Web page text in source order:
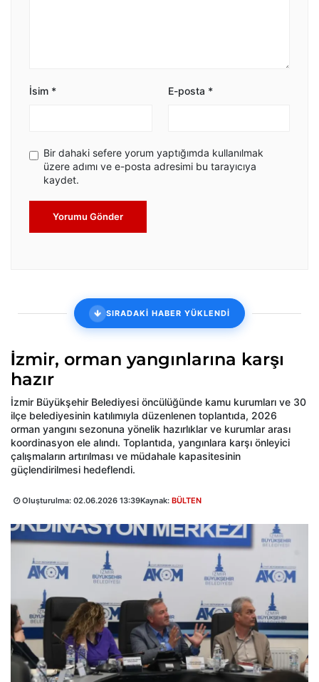
İsim * E-posta *
Bir dahaki sefere yorum yaptığımda kullanılmak
üzere adımı ve e-posta adresimi bu tarayıcıya
kaydet.
Yorumu Gönder
SIRADAKİ HABER YÜKLENDİ
İzmir, orman yangınlarına karşı
hazır
İzmir Büyükşehir Belediyesi öncülüğünde kamu kurumları ve 30
ilçe belediyesinin katılımıyla düzenlenen toplantıda, 2026
orman yangını sezonuna yönelik hazırlıklar ve kurumlar arası
koordinasyon ele alındı. Toplantıda, yangınlara karşı önleyici
çalışmaların artırılması ve müdahale kapasitesinin
güçlendirilmesi hedeflendi.
Oluşturulma: 02.06.2026 13:39Kaynak: BÜLTEN